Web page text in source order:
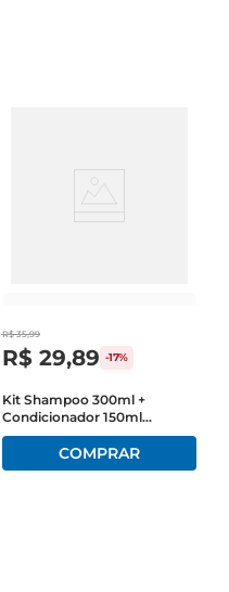
R$ 35,99
R$ 29,89 -17%
Kit Shampoo 300ml +
Condicionador 150ml
Pantene Equilíbrio Raiz E